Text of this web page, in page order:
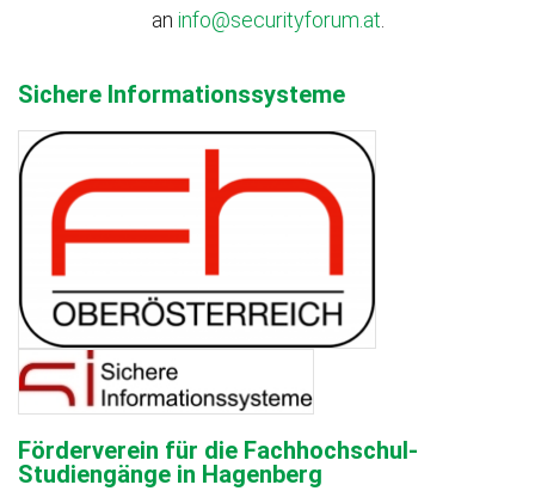
an info@securityforum.at
Sichere Informationssysteme
Förderverein für die Fachhochschul-
Studiengänge in Hagenberg